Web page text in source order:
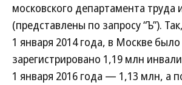
московского департамента
(представлены по запросу “Ъ”).
1 января 2014 года, в Москве было
зарегистрировано 1,19 млн
1 января 2016 года — 1,13 млн, а